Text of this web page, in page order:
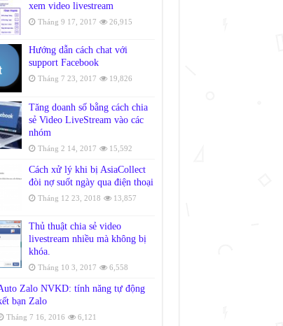
xem video livestream
Tháng 9 17, 2017 26,915
Hướng dẫn cách chat với
support Facebook
Tháng 7 23, 2017 19,826
Tăng doanh số bằng cách chia
sẻ Video LiveStream vào các
nhóm
Tháng 2 14, 2017 15,592
Cách xử lý khi bị AsiaCollect
đòi nợ suốt ngày qua điện thoại
Tháng 12 23, 2018 13,857
Thủ thuật chia sẻ video
livestream nhiều mà không bị
khóa.
Tháng 10 3, 2017 6,558
Zalo NVKD: tính năng tự động
bạn Zalo
Tháng 7 16, 2016 6,121